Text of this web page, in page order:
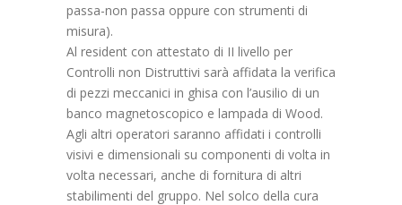
passa-non passa oppure con strumenti di
misura).
Al resident con attestato di II livello per
Controlli non Distruttivi sarà affidata la verifica
di pezzi meccanici in ghisa con l’ausilio di un
banco magnetoscopico e lampada di Wood.
Agli altri operatori saranno affidati i controlli
visivi e dimensionali su componenti di volta in
volta necessari, anche di fornitura di altri
stabilimenti del gruppo. Nel solco della cura